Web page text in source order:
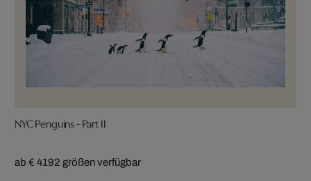
NYC Penguins - Part II
ab € 4192 größen verfügbar